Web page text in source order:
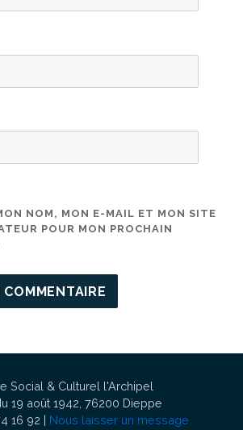
NOM, MON E-MAIL ET MON SITE
POUR MON PROCHAIN
Social & Culturel l'Archipel
19 août 1942, 76200 Dieppe
16 92 | Nous laisser un message